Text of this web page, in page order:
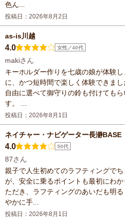
色ん...
投稿日：2026年8月2日
as-is川越
4.0 女性／40代
makiさん
キーホルダー作りを七歳の娘が体験
に、かつ短時間で楽しく体験できま
自由に選べて御守りの鈴も付けても
す。 ...
投稿日：2026年8月1日
ネイチャー・ナビゲーター長瀞BASE
4.0 50代
87さん
親子で人生初めてのラフティングで
が、安全に乗るポイントも最初にわ
ただき、ラフティングのあいだも明
やかに手...
投稿日：2026年8月1日